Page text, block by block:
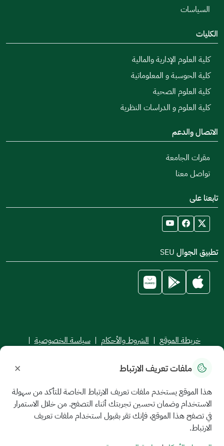
السياسات
الكليات
كلية العلوم الإدارية والمالية
كلية الحوسبة و المعلوماتية
كلية العلوم الصحية
كلية العلوم و الدراسات النظرية
الاتصال والدعم
مقرات الجامعة
تواصل معنا
تابعنا على
تطبيق الجوال SEU
خريطة الموقع | الشروط والأحكام | سياسة الخصوصية |
جميع الحقوق محفوظة للجامعة السعودية الإلكترونية © 2026
ملفات تعريف الارتباط ×
هذا الموقع يستخدم ملفات تعريف الارتباط الخاصة للتأكد من سهولة
الاستخدام وضمان تحسين تجربتك أثناء التصفح. من خلال الاستمرار
في تصفح هذا الموقع، فإنك تقر بقبول استخدام ملفات تعريف
الارتباط.